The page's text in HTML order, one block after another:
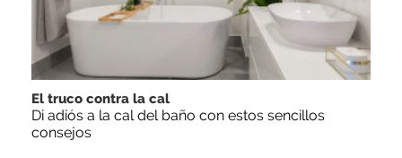
El truco contra la cal
Di adiós a la cal del baño con estos sencillos
consejos